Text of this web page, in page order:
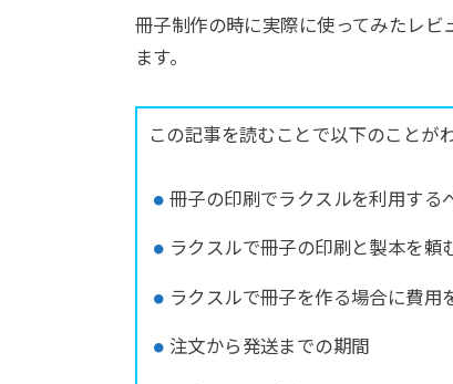
冊子制作の時に実際に使ってみたレ
ます。
この記事を読むことで以下のことが
冊子の印刷でラクスルを利用する
ラクスルで冊子の印刷と製本を頼
ラクスルで冊子を作る場合に費用
注文から発送までの期間